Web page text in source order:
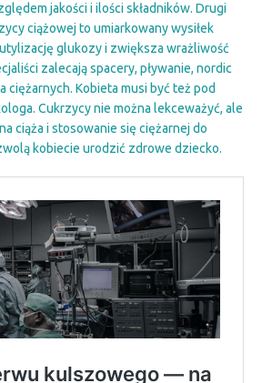
jakości i ilości składników. Drugi
ciążowej to umiarkowany wysiłek
glukozy i zwiększa wrażliwość
zalecają spacery, pływanie, nordic
ciężarnych. Kobieta musi być też pod
Cukrzycy nie można lekceważyć, ale
ciąża i stosowanie się ciężarnej do
kobiecie urodzić zdrowe dziecko.